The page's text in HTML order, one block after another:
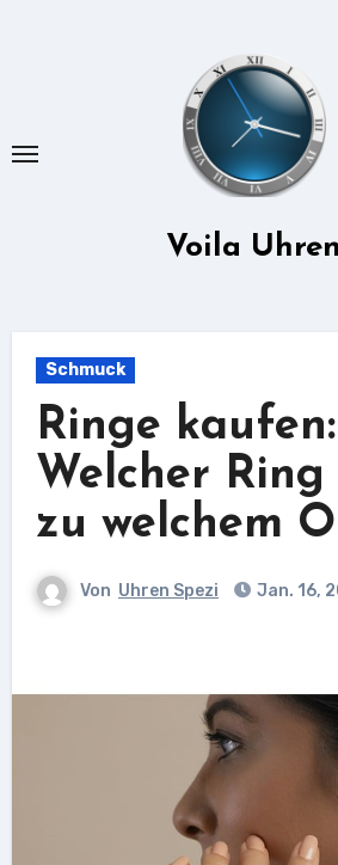
Voila Uhren
Schmuck
Ringe kaufen:
Welcher Ring
zu welchem
Von Uhren Spezi Jan. 16,